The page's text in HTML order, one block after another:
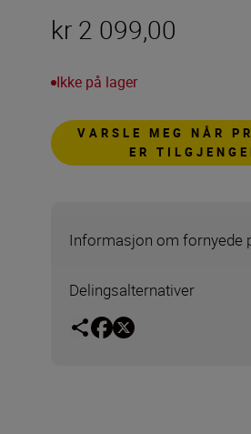
kr 2 099,00
Ikke på lager
VARSLE MEG NÅR
ER
Informasjon om fornyede
Delingsalternativer